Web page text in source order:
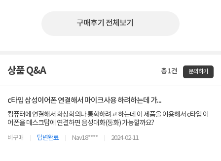
구매후기 전체보기
상품 Q&A 총 1건 문의하기
c타입 삼성이어폰 연결해서 마이크사용 하려하는데 가...
컴퓨터에 연결해서 화상회의나 통화하려고 하는데 이 제품을 이용해서 c타입 이
어폰을 데스크탑에 연결하면 음성대화(통화) 가능할까요?
비구매 답변완료 Nav18**** 2024-02-11